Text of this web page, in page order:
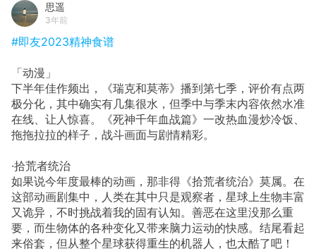
思遥
3年前
#即友2023精神食谱
「动漫」
下半年佳作频出，《瑞克和莫蒂》播到第七季，评价有点两
极分化，其中确实有几集很水，但季中与季末内容依然水准
在线、让人惊喜。《死神千年血战篇》一改热血漫炒冷饭、
拖拖拉拉的样子，战斗画面与剧情精彩。
·拾荒者统治
如果说今年度最棒的动画，那非得《拾荒者统治》莫属。在
这部动画剧集中，人类在其中只是观察者，星球上生物丰富
又诡异，不时挑战着我的固有认知。善恶在这里没那么重
要，而生物体的各种变化又带来脑力运动的快感。结尾看起
来俗套，但从整个星球获得重生的机器人，也太酷了吧！